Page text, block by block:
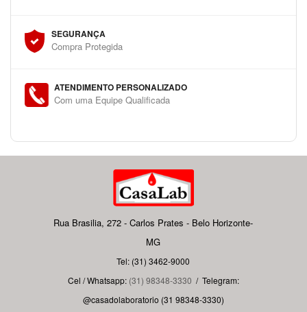
SEGURANÇA
Compra Protegida
ATENDIMENTO PERSONALIZADO
Com uma Equipe Qualificada
Rua Brasilia, 272 - Carlos Prates - Belo Horizonte-
MG
Tel: (31) 3462-9000
Cel / Whatsapp: (31) 98348-3330 / Telegram:
@casadolaboratorio (31 98348-3330)